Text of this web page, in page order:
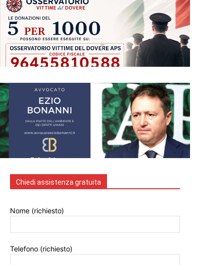
Chiedi assistenza gratuita
Nome (richiesto)
Telefono (richiesto)